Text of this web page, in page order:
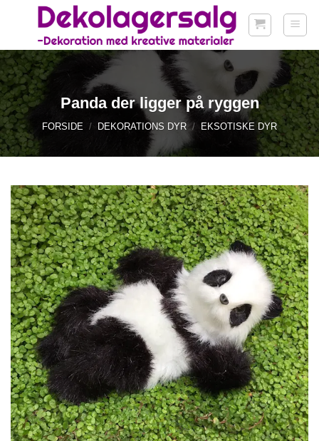
Fortsæt
Panda der ligger på ryggen
FORSIDE / DEKORATIONS DYR / EKSOTISKE DYR